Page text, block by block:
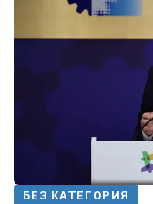
БЕЗ КАТЕГОРИЯ